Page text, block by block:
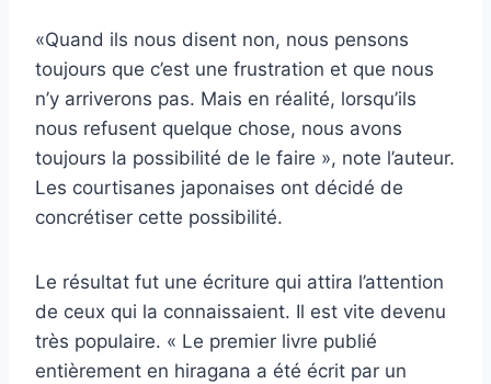
«Quand ils nous disent non, nous pensons
toujours que c’est une frustration et que nous
n’y arriverons pas. Mais en réalité, lorsqu’ils
nous refusent quelque chose, nous avons
toujours la possibilité de le faire », note l’auteur.
Les courtisanes japonaises ont décidé de
concrétiser cette possibilité.
Le résultat fut une écriture qui attira l’attention
de ceux qui la connaissaient. Il est vite devenu
très populaire. « Le premier livre publié
entièrement en hiragana a été écrit par un